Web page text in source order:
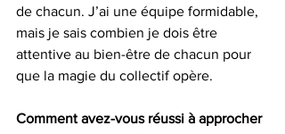
de chacun. J’ai une équipe formidable,
mais je sais combien je dois être
attentive au bien-être de chacun pour
que la magie du collectif opère.
Comment avez-vous réussi à approcher